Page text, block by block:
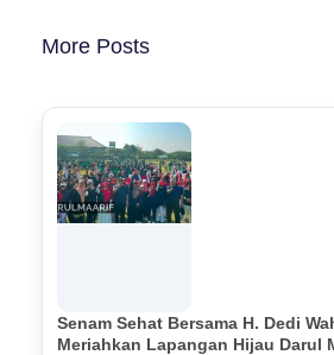
More Posts
Senam Sehat Bersama H. Dedi
Meriahkan Lapangan Hijau Darul